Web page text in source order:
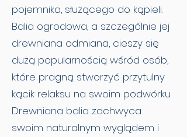
pojemnika, służącego do kąpieli.
Balia ogrodowa, a szczególnie jej
drewniana odmiana, cieszy się
dużą popularnością wśród osób,
które pragną stworzyć przytulny
kącik relaksu na swoim podwórku.
Drewniana balia zachwyca
swoim naturalnym wyglądem i